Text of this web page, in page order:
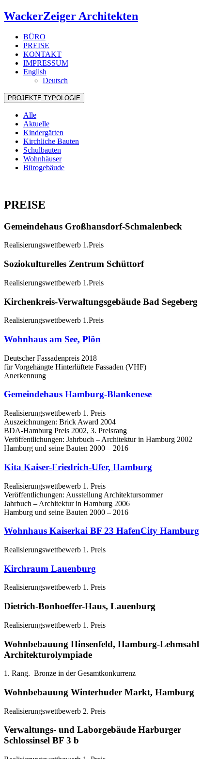
WackerZeiger Architekten
BÜRO
PREISE
KONTAKT
IMPRESSUM
English
Deutsch
PROJEKTE TYPOLOGIE
Alle
Aktuelle
Kindergärten
Kirchliche Bauten
Schulbauten
Wohnhäuser
Bürogebäude
PREISE
Gemeindehaus Großhansdorf-Schmalenbeck
Realisierungswettbewerb 1.Preis
Soziokulturelles Zentrum Schüttorf
Realisierungswettbewerb 1.Preis
Kirchenkreis-Verwaltungsgebäude Bad Segeberg
Realisierungswettbewerb 1.Preis
Wohnhaus am See, Plön
Deutscher Fassadenpreis 2018
für Vorgehängte Hinterlüftete Fassaden (VHF)
Anerkennung
Gemeindehaus Hamburg-Blankenese
Realisierungswettbewerb 1. Preis
Auszeichnungen: Brick Award 2004
BDA-Hamburg Preis 2002, 3. Preisrang
Veröffentlichungen: Jahrbuch – Architektur in Hamburg 2002
Hamburg und seine Bauten 2000 – 2016
Kita Kaiser-Friedrich-Ufer, Hamburg
Realisierungswettbewerb 1. Preis
Veröffentlichungen: Ausstellung Architektursommer
Jahrbuch – Architektur in Hamburg 2006
Hamburg und seine Bauten 2000 – 2016
Wohnhaus Kaiserkai BF 23 HafenCity Hamburg
Realisierungswettbewerb 1. Preis
Kirchraum Lauenburg
Realisierungswettbewerb 1. Preis
Dietrich-Bonhoeffer-Haus, Lauenburg
Realisierungswettbewerb 1. Preis
Wohnbebauung Hinsenfeld, Hamburg-Lehmsahl
Architekturolympiade
1. Rang. Bronze in der Gesamtkonkurrenz
Wohnbebauung Winterhuder Markt, Hamburg
Realisierungswettbewerb 2. Preis
Verwaltungs- und Laborgebäude Harburger
Schlossinsel BF 3 b